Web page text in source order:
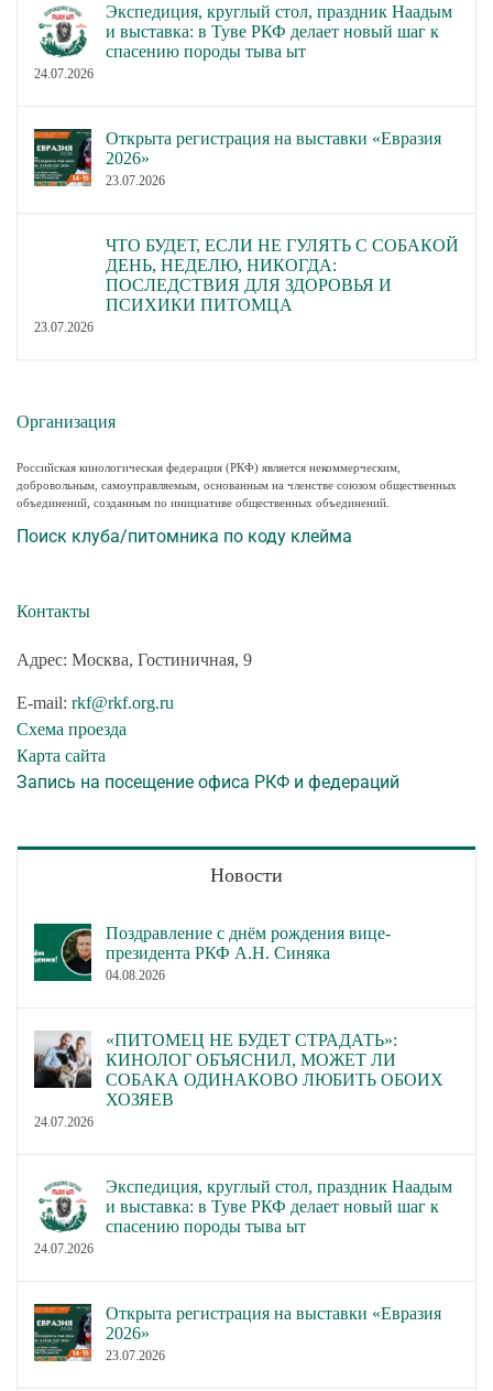
Экспедиция, круглый стол, праздник Наадым
и выставка: в Туве РКФ делает новый шаг к
спасению породы тыва ыт
24.07.2026
Открыта регистрация на выставки «Евразия
2026»
23.07.2026
ЧТО БУДЕТ, ЕСЛИ НЕ ГУЛЯТЬ С СОБАКОЙ
ДЕНЬ, НЕДЕЛЮ, НИКОГДА:
ПОСЛЕДСТВИЯ ДЛЯ ЗДОРОВЬЯ И
ПСИХИКИ ПИТОМЦА
23.07.2026
Организация
Российская кинологическая федерация (РКФ) является некоммерческим,
добровольным, самоуправляемым, основанным на членстве союзом общественных
объединений, созданным по инициативе общественных объединений.
Поиск клуба/питомника по коду клейма
Контакты
Адрес: Москва, Гостиничная, 9
E-mail: rkf@rkf.org.ru
Схема проезда
Карта сайта
Запись на посещение офиса РКФ и федераций
Новости
Поздравление с днём рождения вице-
президента РКФ А.Н. Синяка
04.08.2026
«ПИТОМЕЦ НЕ БУДЕТ СТРАДАТЬ»:
КИНОЛОГ ОБЪЯСНИЛ, МОЖЕТ ЛИ
СОБАКА ОДИНАКОВО ЛЮБИТЬ ОБОИХ
ХОЗЯЕВ
24.07.2026
Экспедиция, круглый стол, праздник Наадым
и выставка: в Туве РКФ делает новый шаг к
спасению породы тыва ыт
24.07.2026
Открыта регистрация на выставки «Евразия
2026»
23.07.2026